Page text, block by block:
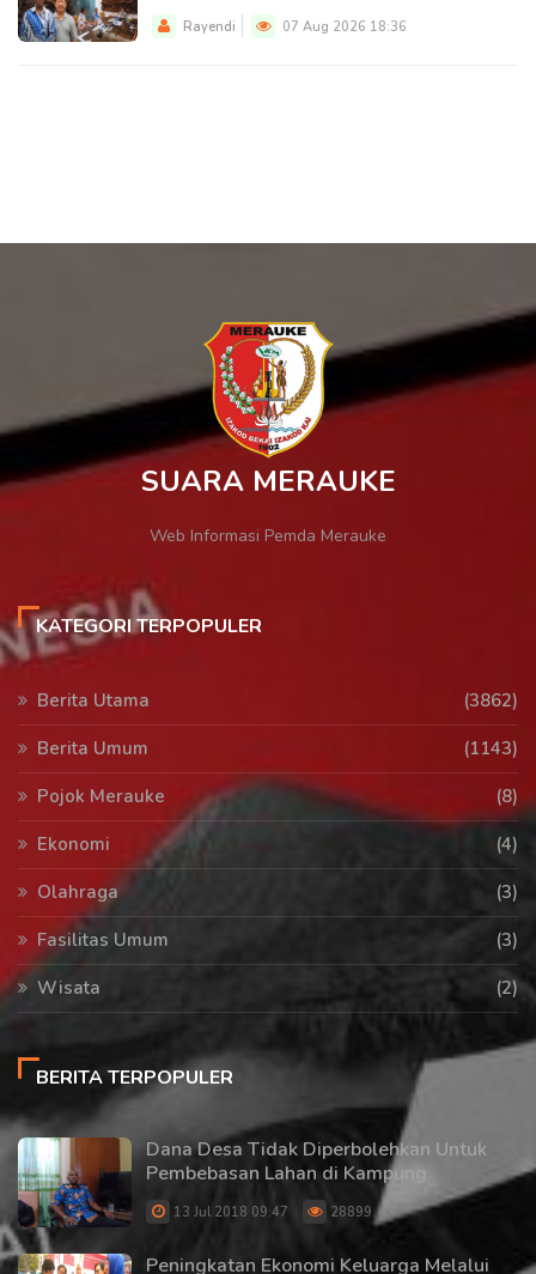
Rayendi 07 Aug 2026 18:36
SUARA MERAUKE
Web Informasi Pemda Merauke
KATEGORI TERPOPULER
Berita Utama
(3862)
Berita Umum
(1143)
Pojok Merauke
(8)
Ekonomi
(4)
Olahraga
(3)
Fasilitas Umum
(3)
Wisata
(2)
BERITA TERPOPULER
Dana Desa Tidak Diperbolehkan Untuk
Pembebasan Lahan di Kampung
13 Jul 2018 09:47 28899
Peningkatan Ekonomi Keluarga Melalui